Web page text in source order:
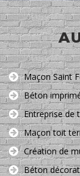
Maçon Saint
Béton
Entreprise de
Maçon toit
Création de
Béton